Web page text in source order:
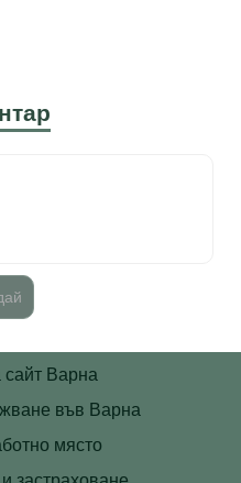
сайт Варна
във Варна
място